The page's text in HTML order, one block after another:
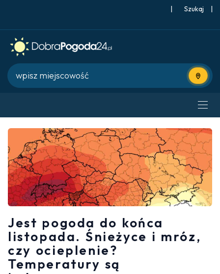
| |
Użyj
Jest pogoda do końca
listopada. Śnieżyce i mróz,
czy ocieplenie?
Temperatury są